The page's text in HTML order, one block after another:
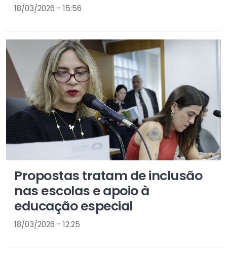
18/03/2026 - 15:56
Propostas tratam de inclusão
nas escolas e apoio à
educação especial
18/03/2026 - 12:25